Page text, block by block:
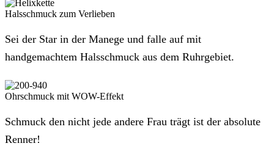
Halsschmuck zum Verlieben
Sei der Star in der Manege und falle auf mit
handgemachtem Halsschmuck aus dem Ruhrgebiet.
Ohrschmuck mit WOW-Effekt
Schmuck den nicht jede andere Frau trägt ist der absolute
Renner!